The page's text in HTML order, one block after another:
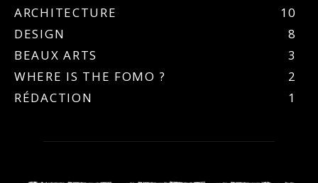
ARCHITECTURE
10
DESIGN
8
BEAUX ARTS
3
WHERE IS THE FOMO ?
2
RÉDACTION
1